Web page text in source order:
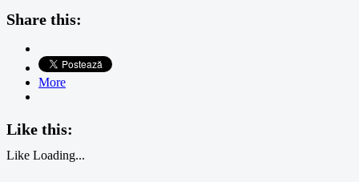
Share this:
More
Like this:
Like Loading...